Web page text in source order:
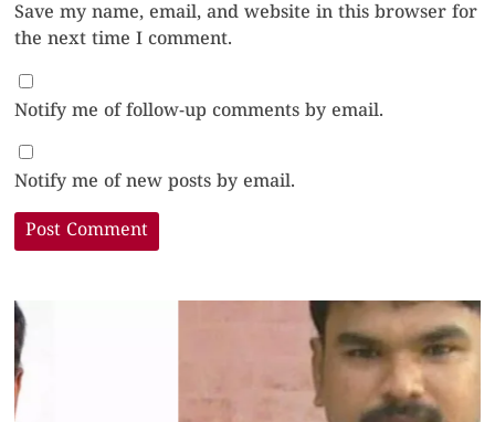
Save my name, email, and website in this browser for
the next time I comment.
Notify me of follow-up comments by email.
Notify me of new posts by email.